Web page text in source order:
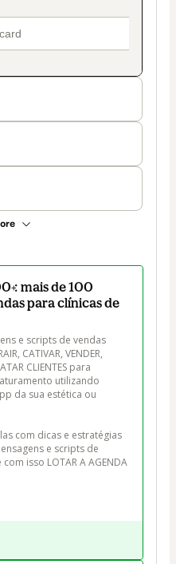
mais de 100
para clínicas de
e scripts de vendas
CATIVAR, VENDER,
CLIENTES para
utilizando
da sua estética ou
com dicas e estratégias
e scripts de
isso LOTAR A AGENDA